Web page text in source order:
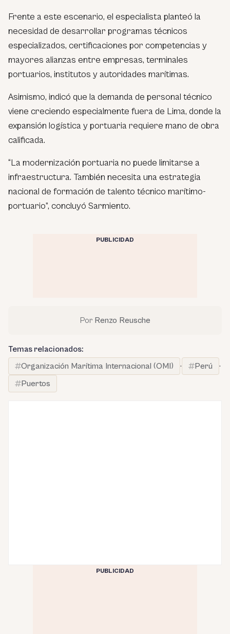
Frente a este escenario, el especialista planteó la
necesidad de desarrollar programas técnicos
especializados, certificaciones por competencias y
mayores alianzas entre empresas, terminales
portuarios, institutos y autoridades marítimas.
Asimismo, indicó que la demanda de personal técnico
viene creciendo especialmente fuera de Lima, donde la
expansión logística y portuaria requiere mano de obra
calificada.
“La modernización portuaria no puede limitarse a
infraestructura. También necesita una estrategia
nacional de formación de talento técnico marítimo-
portuario”, concluyó Sarmiento.
PUBLICIDAD
Por Renzo Reusche
Temas relacionados:
Organización Marítima Internacional (OMI)
· Perú
·
Puertos
PUBLICIDAD